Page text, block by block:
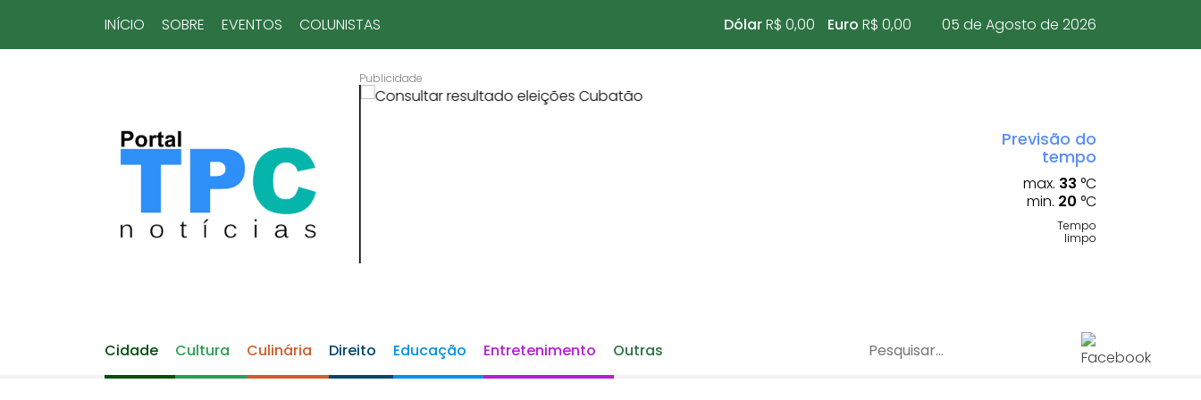
INÍCIO SOBRE EVENTOS COLUNISTAS DólarR$ 0,00 Euro R$ 0,00 05 de Agosto de 2026
Previsão do
tempo
max. 33 °C
min. 20 °C
Tempo
limpo
Cidade Cultura Culinária Direito Educação Entretenimento Outras